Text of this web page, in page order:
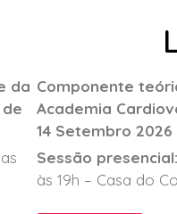
da Componente
Academia
14 Setembro 2026
Sessão presencial:
às 19h – Casa do